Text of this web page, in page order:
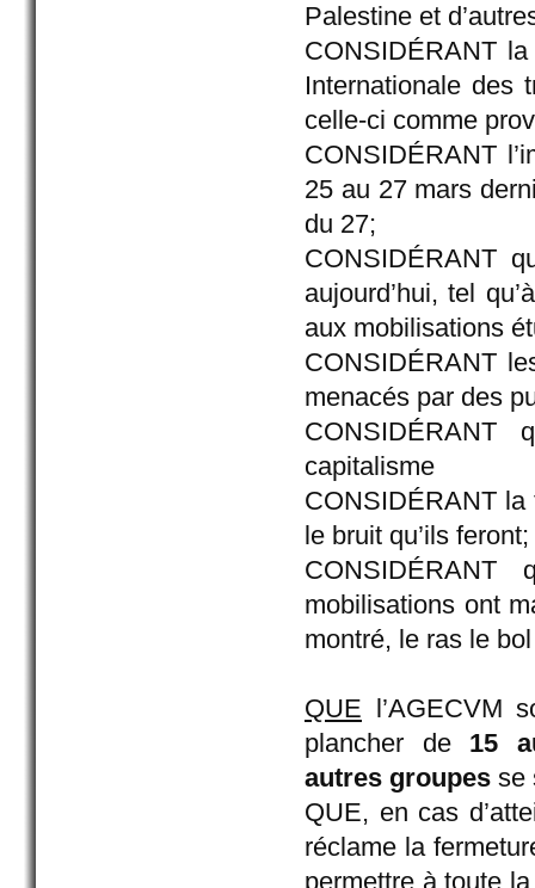
Palestine et
CONSIDÉRANT
Internationale des
celle-ci comme
CONSIDÉRANT
25 au 27 mars
du 27;
CONSIDÉRANT
aujourd’hui, tel
aux mobilisations
CONSIDÉRANT
menacés par des
CONSIDÉRANT
capitalisme
CONSIDÉRANT
le bruit qu’ils feront;
mobilisations ont
montré, le ras le
QUE l’AGECVM
plancher de 15
autres groupes se
QUE, en cas
réclame la
permettre à toute